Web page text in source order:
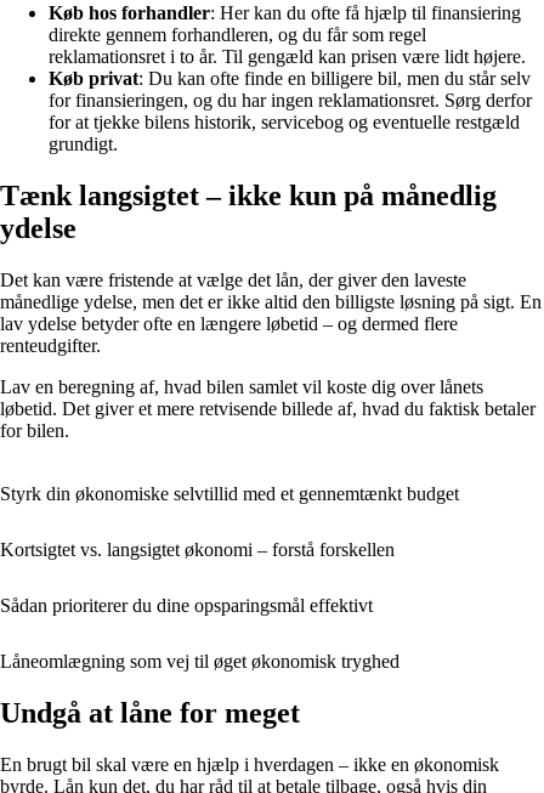
Køb hos forhandler: Her kan du ofte få hjælp til finansiering
direkte gennem forhandleren, og du får som regel
reklamationsret i to år. Til gengæld kan prisen være lidt højere.
Køb privat: Du kan ofte finde en billigere bil, men du står selv
for finansieringen, og du har ingen reklamationsret. Sørg derfor
for at tjekke bilens historik, servicebog og eventuelle restgæld
grundigt.
Tænk langsigtet – ikke kun på månedlig
ydelse
Det kan være fristende at vælge det lån, der giver den laveste
månedlige ydelse, men det er ikke altid den billigste løsning på sigt. En
lav ydelse betyder ofte en længere løbetid – og dermed flere
renteudgifter.
Lav en beregning af, hvad bilen samlet vil koste dig over lånets
løbetid. Det giver et mere retvisende billede af, hvad du faktisk betaler
for bilen.
Styrk din økonomiske selvtillid med et gennemtænkt budget
Kortsigtet vs. langsigtet økonomi – forstå forskellen
Sådan prioriterer du dine opsparingsmål effektivt
Låneomlægning som vej til øget økonomisk tryghed
Undgå at låne for meget
En brugt bil skal være en hjælp i hverdagen – ikke en økonomisk
byrde. Lån kun det, du har råd til at betale tilbage, også hvis din